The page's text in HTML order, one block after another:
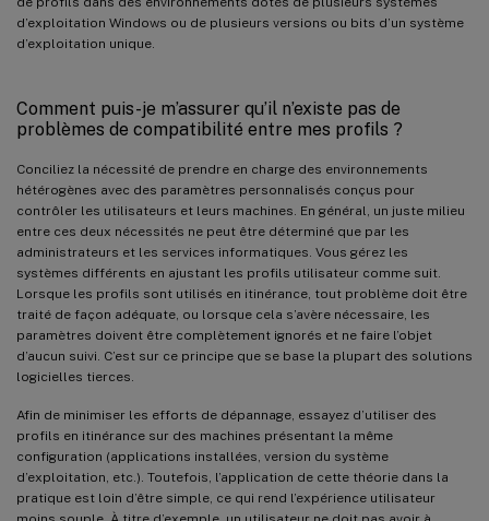
d’exploitation Windows ou de plusieurs versions ou bits d’un système
d’exploitation unique.
Comment puis-je m’assurer qu’il n’existe pas de
problèmes de compatibilité entre mes profils ?
Conciliez la nécessité de prendre en charge des environnements
hétérogènes avec des paramètres personnalisés conçus pour
contrôler les utilisateurs et leurs machines. En général, un juste milieu
entre ces deux nécessités ne peut être déterminé que par les
administrateurs et les services informatiques. Vous gérez les
systèmes différents en ajustant les profils utilisateur comme suit.
Lorsque les profils sont utilisés en itinérance, tout problème doit être
traité de façon adéquate, ou lorsque cela s’avère nécessaire, les
paramètres doivent être complètement ignorés et ne faire l’objet
d’aucun suivi. C’est sur ce principe que se base la plupart des solutions
logicielles tierces.
Afin de minimiser les efforts de dépannage, essayez d’utiliser des
profils en itinérance sur des machines présentant la même
configuration (applications installées, version du système
d’exploitation, etc.). Toutefois, l’application de cette théorie dans la
pratique est loin d’être simple, ce qui rend l’expérience utilisateur